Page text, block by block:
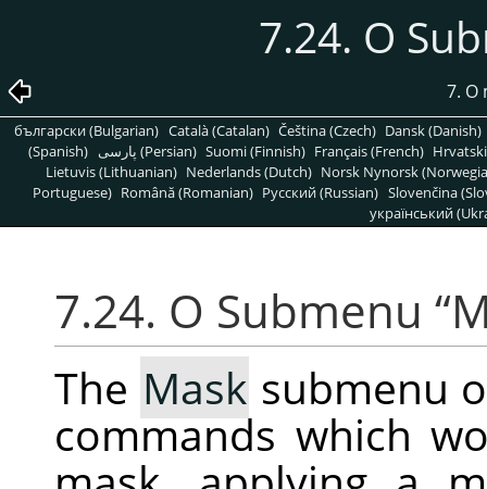
7.24. O
7. O
български (Bulgarian) Català (Catalan) Čeština (Czech) Dansk (Danish)
(Spanish)
پارسی (Persian) Suomi (Finnish) Français (French)
Lietuvis (Lithuanian) Nederlands (Dutch) Norsk Nynorsk
Portuguese) Română (Romanian) Pусский (Russian) Slovenčina
український
7.24. O Submenu “
The Mask submenu
commands which